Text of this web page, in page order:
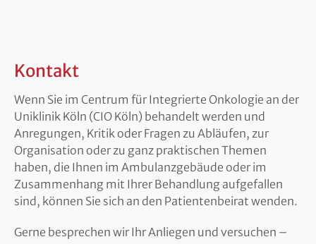
Kontakt
Wenn Sie im Centrum für Integrierte Onkologie an der
Uniklinik Köln (CIO Köln) behandelt werden und
Anregungen, Kritik oder Fragen zu Abläufen, zur
Organisation oder zu ganz praktischen Themen
haben, die Ihnen im Ambulanzgebäude oder im
Zusammenhang mit Ihrer Behandlung aufgefallen
sind, können Sie sich an den Patientenbeirat wenden.
Gerne besprechen wir Ihr Anliegen und versuchen –